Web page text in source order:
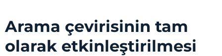
Arama çevirisinin tam
olarak etkinleştirilmesi